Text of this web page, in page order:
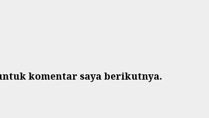
komentar saya berikutnya.